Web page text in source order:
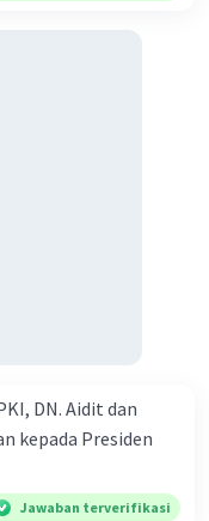
DN. Aidit dan
kepada Presiden
Jawaban terverifikasi